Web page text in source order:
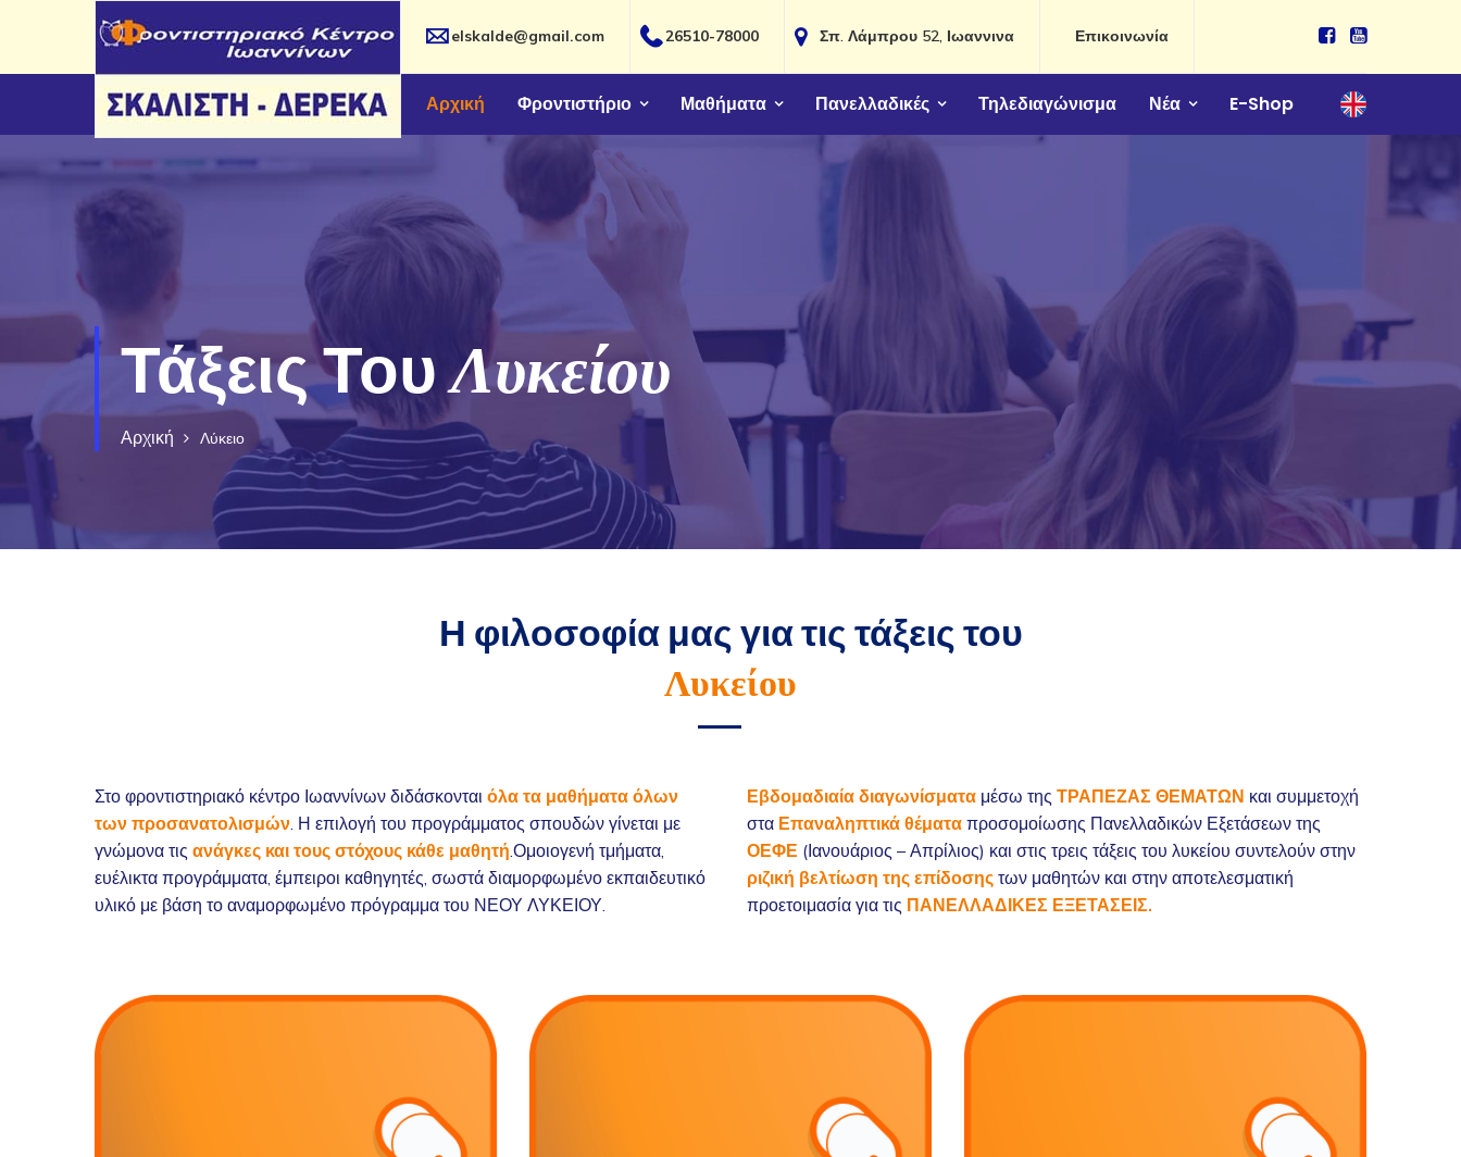
elskalde@gmail.com 26510-78000 Σπ. Λάμπρου 52, Ιωαννινα Επικοινωνία
Αρχική Φροντιστήριο Μαθήματα Πανελλαδικές Τηλεδιαγώνισμα Νέα E-Shop
Τάξεις ΤουΛυκείου
Αρχική Λύκειο
Η φιλοσοφία μας για τις τάξεις του
Λυκείου
Στο φροντιστηριακό κέντρο Ιωαννίνων διδάσκονται όλα τα μαθήματα όλων
των προσανατολισμών. Η επιλογή του προγράμματος σπουδών γίνεται με
γνώμονα τις ανάγκες και τους στόχους κάθε μαθητή.Ομοιογενή τμήματα,
ευέλικτα προγράμματα, έμπειροι καθηγητές, σωστά διαμορφωμένο εκπαιδευτικό
υλικό με βάση το αναμορφωμένο πρόγραμμα του ΝΕΟΥ ΛΥΚΕΙΟΥ.
Εβδομαδιαία διαγωνίσματα μέσω της ΤΡΑΠΕΖΑΣ ΘΕΜΑΤΩΝ και συμμετοχή
στα Επαναληπτικά θέματα προσομοίωσης Πανελλαδικών Εξετάσεων της
ΟΕΦΕ (Ιανουάριος – Απρίλιος) και στις τρεις τάξεις του λυκείου συντελούν στην
ριζική βελτίωση της επίδοσης των μαθητών και στην αποτελεσματική
προετοιμασία για τις ΠΑΝΕΛΛΑΔΙΚΕΣ ΕΞΕΤΑΣΕΙΣ.